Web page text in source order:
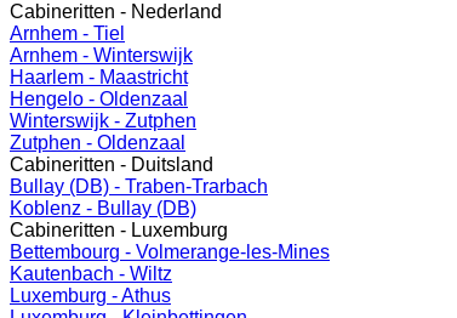
Cabineritten - Nederland
Arnhem - Tiel
Arnhem - Winterswijk
Haarlem - Maastricht
Hengelo - Oldenzaal
Winterswijk - Zutphen
Zutphen - Oldenzaal
Cabineritten - Duitsland
Bullay (DB) - Traben-Trarbach
Koblenz - Bullay (DB)
Cabineritten - Luxemburg
Bettembourg - Volmerange-les-Mines
Kautenbach - Wiltz
Luxemburg - Athus